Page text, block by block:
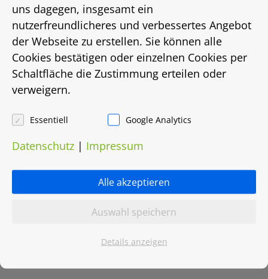
Energieausweistyp
bis
Energiebedarf in Kwh/(m²/a)
223
Energieträger
Gas
uns dagegen, insgesamt ein
nutzerfreundlicheres und verbessertes Angebot
der Webseite zu erstellen. Sie können alle
Cookies bestätigen oder einzelnen Cookies per
Schaltfläche die Zustimmung erteilen oder
verweigern.
Essentiell Google Analytics
Datenschutz | Impressum
Alle akzeptieren
Auswahl speichern
Details anzeigen